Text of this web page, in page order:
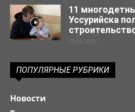
11
Уссурийска
29.03.2019
ПОПУЛЯРНЫЕ РУБРИКИ
Новости